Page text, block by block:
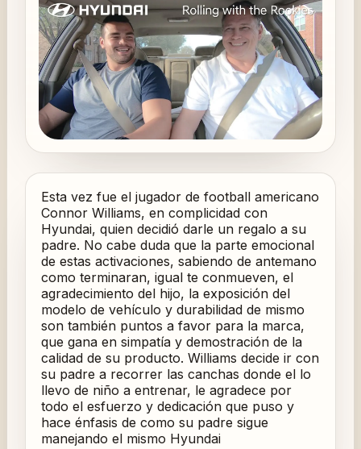
Esta vez fue el jugador de football americano
Connor Williams, en complicidad con
Hyundai, quien decidió darle un regalo a su
padre. No cabe duda que la parte emocional
de estas activaciones, sabiendo de antemano
como terminaran, igual te conmueven, el
agradecimiento del hijo, la exposición del
modelo de vehículo y durabilidad de mismo
son también puntos a favor para la marca,
que gana en simpatía y demostración de la
calidad de su producto. Williams decide ir con
su padre a recorrer las canchas donde el lo
llevo de niño a entrenar, le agradece por
todo el esfuerzo y dedicación que puso y
hace énfasis de como su padre sigue
manejando el mismo Hyundai